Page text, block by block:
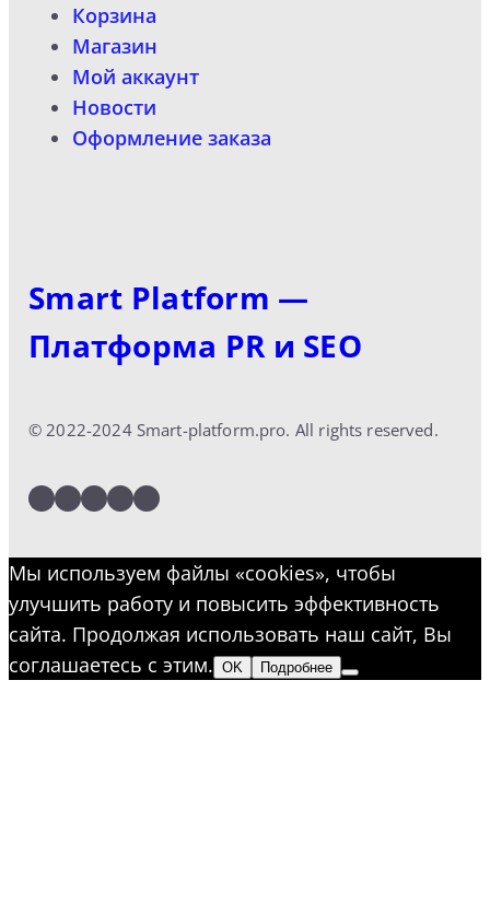
Корзина
Магазин
Мой аккаунт
Новости
Оформление заказа
Smart Platform —
Платформа PR и SEO
© 2022-2024 Smart-platform.pro. All rights reserved.
LinkedIn
Facebook
Twitter
Instagram
YouTube
Мы используем файлы «cookies», чтобы
улучшить работу и повысить эффективность
сайта. Продолжая использовать наш сайт, Вы
соглашаетесь с этим. OK Подробнее